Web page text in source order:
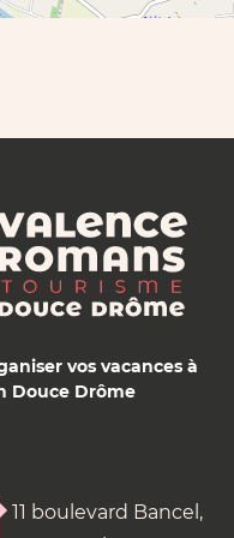
vos vacances à
Douce Drôme
11 boulevard Bancel,